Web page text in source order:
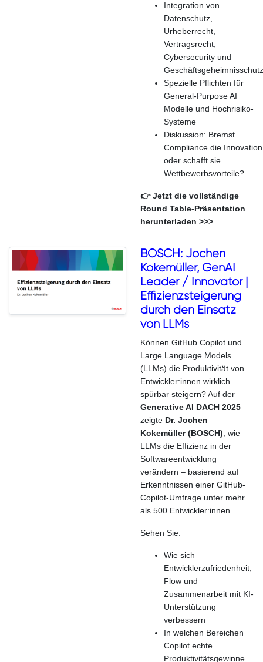
Integration von
Datenschutz,
Urheberrecht,
Vertragsrecht,
Cybersecurity und
Geschäftsgeheimnisschutz
Spezielle Pflichten für
General-Purpose AI
Modelle und Hochrisiko-
Systeme
Diskussion: Bremst
Compliance die Innovation
oder schafft sie
Wettbewerbsvorteile?
👉 Jetzt die vollständige
Round Table-Präsentation
herunterladen >>>
BOSCH: Jochen
Kokemüller, GenAI
Leader / Innovator |
Effizienzsteigerung
durch den Einsatz
von LLMs
Können GitHub Copilot und
Large Language Models
(LLMs) die Produktivität von
Entwickler:innen wirklich
spürbar steigern? Auf der
Generative AI DACH 2025
zeigte Dr. Jochen
Kokemüller (BOSCH) , wie
LLMs die Effizienz in der
Softwareentwicklung
verändern – basierend auf
Erkenntnissen einer GitHub-
Copilot-Umfrage unter mehr
als 500 Entwickler:innen.
Sehen Sie:
Wie sich
Entwicklerzufriedenheit,
Flow und
Zusammenarbeit mit KI-
Unterstützung
verbessern
In welchen Bereichen
Copilot echte
Produktivitätsgewinne